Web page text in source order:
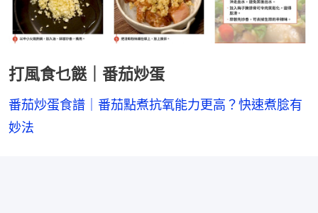
打風食乜餸｜番茄炒蛋
番茄炒蛋食譜｜番茄點煮抗氧能力更高？快速煮腍有
妙法